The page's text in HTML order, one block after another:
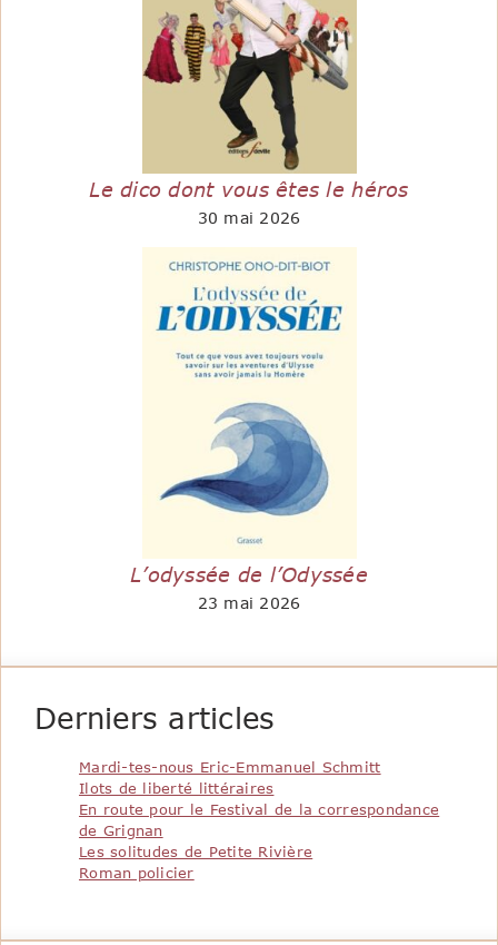
Le dico dont vous êtes le héros
30 mai 2026
L’odyssée de l’Odyssée
23 mai 2026
Derniers articles
Mardi-tes-nous Eric-Emmanuel Schmitt
Ilots de liberté littéraires
En route pour le Festival de la correspondance
de Grignan
Les solitudes de Petite Rivière
Roman policier